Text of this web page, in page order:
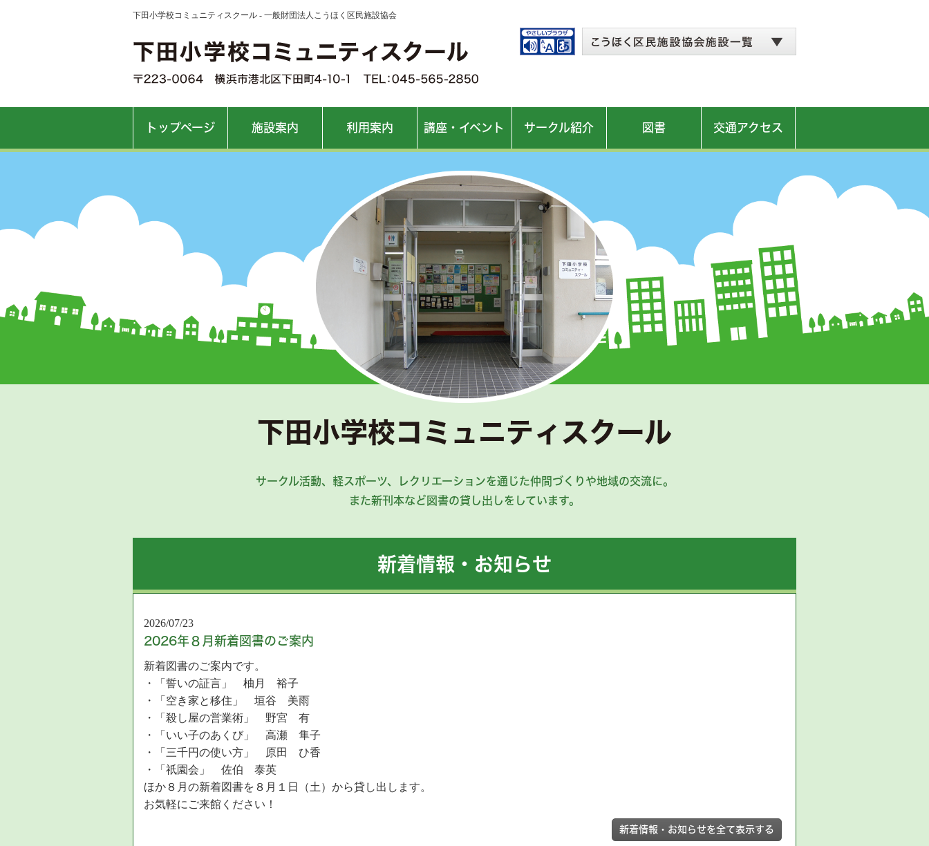
下田小学校コミュニティスクール - 一般財団法人こうほく区民施設協会
トップページ 施設案内 利用案内 講座・イベント サークル紹介 図書 交通アクセス
下田小学校コミュニティスクール
サークル活動、軽スポーツ、レクリエーションを通じた仲間づくりや地域の交流に。
また新刊本など図書の貸し出しをしています。
新着情報・お知らせ
2026/07/23
2026年８月新着図書のご案内
新着図書のご案内です。
・「誓いの証言」 柚月 裕子
・「空き家と移住」 垣谷 美雨
・「殺し屋の営業術」 野宮 有
・「いい子のあくび」 高瀬 隼子
・「三千円の使い方」 原田 ひ香
・「祇園会」 佐伯 泰英
ほか８月の新着図書を８月１日（土）から貸し出します。
お気軽にご来館ください！
新着情報・お知らせを全て表示する